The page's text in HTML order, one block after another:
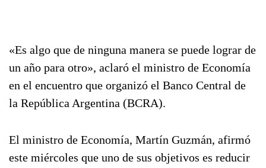
«Es algo que de ninguna manera se puede lograr de
un año para otro», aclaró el ministro de Economía
en el encuentro que organizó el Banco Central de
la República Argentina (BCRA).
El ministro de Economía, Martín Guzmán, afirmó
este miércoles que uno de sus objetivos es reducir